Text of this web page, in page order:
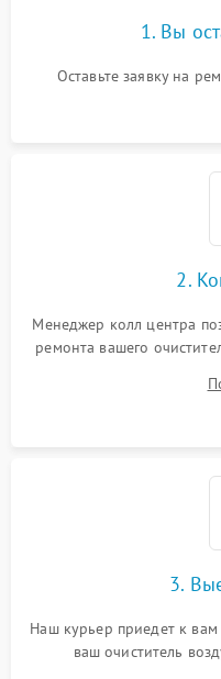
1. Вы
Оставьте заявку на
2.
Менеджер колл центра
ремонта вашего
3.
Наш курьер приедет к
ваш очиститель